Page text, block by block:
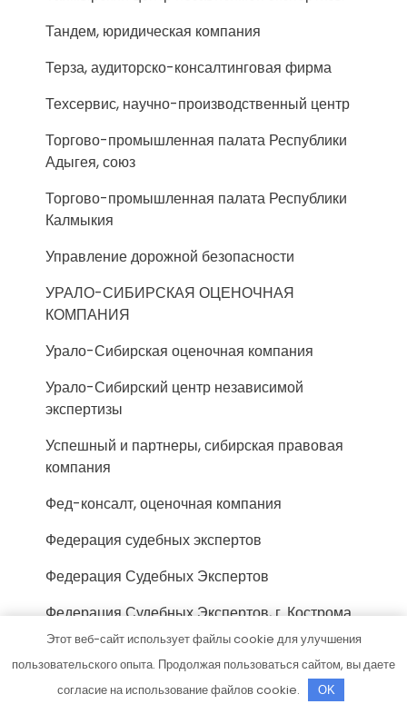
Тандем, юридическая компания
Терза, аудиторско-консалтинговая фирма
Техсервис, научно-производственный центр
Торгово-промышленная палата Республики
Адыгея, союз
Торгово-промышленная палата Республики
Калмыкия
Управление дорожной безопасности
УРАЛО-СИБИРСКАЯ ОЦЕНОЧНАЯ
КОМПАНИЯ
Урало-Сибирская оценочная компания
Урало-Сибирский центр независимой
экспертизы
Успешный и партнеры, сибирская правовая
компания
Фед-консалт, оценочная компания
Федерация судебных экспертов
Федерация Судебных Экспертов
Федерация Судебных Экспертов, г. Кострома
Фонд-Эксперт, компания
Фосиар авто, автосервис
Этот веб-сайт использует файлы cookie для улучшения
пользовательского опыта. Продолжая пользоваться сайтом, вы даете
согласие на использование файлов cookie.
OK